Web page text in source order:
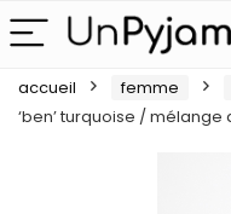
accueil femme
‘ben’ turquoise / mélange